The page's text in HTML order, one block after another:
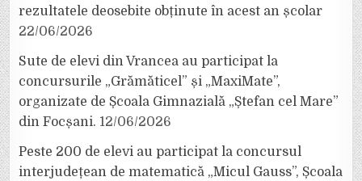
rezultatele deosebite obținute în acest an școlar
22/06/2026
Sute de elevi din Vrancea au participat la
concursurile „Grămăticel” și „MaxiMate”,
organizate de Școala Gimnazială „Ștefan cel Mare”
din Focșani. 12/06/2026
Peste 200 de elevi au participat la concursul
interjudețean de matematică „Micul Gauss”, Școala